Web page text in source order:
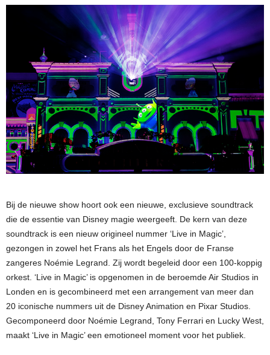
Bij de nieuwe show hoort ook een nieuwe, exclusieve soundtrack
die de essentie van Disney magie weergeeft. De kern van deze
soundtrack is een nieuw origineel nummer ‘Live in Magic’,
gezongen in zowel het Frans als het Engels door de Franse
zangeres Noémie Legrand. Zij wordt begeleid door een 100-koppig
orkest. ‘Live in Magic’ is opgenomen in de beroemde Air Studios in
Londen en is gecombineerd met een arrangement van meer dan
20 iconische nummers uit de Disney Animation en Pixar Studios.
Gecomponeerd door Noémie Legrand, Tony Ferrari en Lucky West,
maakt ‘Live in Magic’ een emotioneel moment voor het publiek.